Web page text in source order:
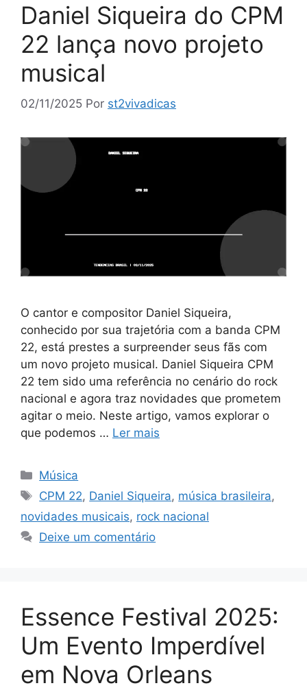
Daniel Siqueira do CPM
22 lança novo projeto
musical
02/11/2025 Por st2vivadicas
O cantor e compositor Daniel Siqueira,
conhecido por sua trajetória com a banda CPM
22, está prestes a surpreender seus fãs com
um novo projeto musical. Daniel Siqueira CPM
22 tem sido uma referência no cenário do rock
nacional e agora traz novidades que prometem
agitar o meio. Neste artigo, vamos explorar o
que podemos … Ler mais
Categorias
Música
Tags
CPM 22, Daniel Siqueira, música brasileira,
novidades musicais, rock nacional
Deixe um comentário
Essence Festival 2025:
Um Evento Imperdível
em Nova Orleans